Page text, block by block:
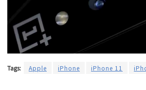
Tags: Apple iPhone iPhone 11